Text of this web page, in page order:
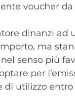
voucher da
dinanzi ad
ma
senso più
per
di utilizzo